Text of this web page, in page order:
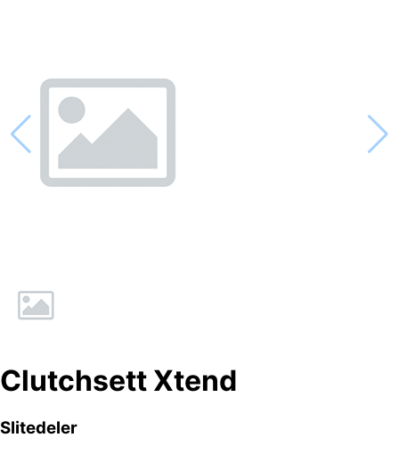
Clutchsett Xtend
Slitedeler